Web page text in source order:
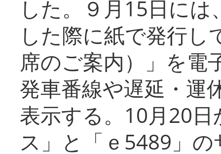
した。９月15日に
した際に紙で発行し
席のご案内）」を電
発車番線や遅延・運
表示する。10月20
ス」と「ｅ5489」